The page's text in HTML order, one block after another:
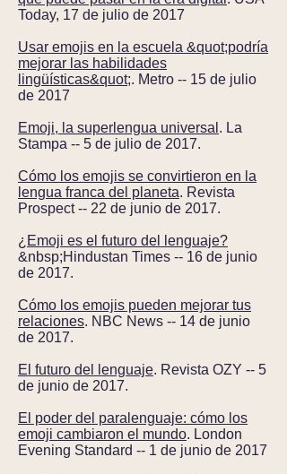
Today, 17 de julio de 2017
Usar emojis en la escuela &quot;podría
mejorar las habilidades
lingüísticas&quot;. Metro -- 15 de julio
de 2017
Emoji, la superlengua universal . La
Stampa -- 5 de julio de 2017.
Cómo los emojis se convirtieron en la
lengua franca del planeta. Revista
Prospect -- 22 de junio de 2017.
¿Emoji es el futuro del lenguaje?
&nbsp;Hindustan Times -- 16 de junio
de 2017.
Cómo los emojis pueden mejorar tus
relaciones. NBC News -- 14 de junio
de 2017.
El futuro del lenguaje. Revista OZY -- 5
de junio de 2017.
El poder del paralenguaje: cómo los
emoji cambiaron el mundo. London
Evening Standard -- 1 de junio de 2017